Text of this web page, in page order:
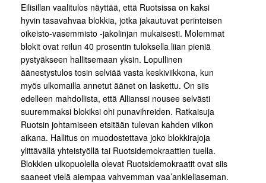
Eilisillan vaalitulos näyttää, että Ruotsissa on kaksi
hyvin tasavahvaa blokkia, jotka jakautuvat perinteisen
oikeisto-vasemmisto -jakolinjan mukaisesti. Molemmat
blokit ovat reilun 40 prosentin tuloksella liian pieniä
pystyäkseen hallitsemaan yksin. Lopullinen
äänestystulos tosin selviää vasta keskiviikkona, kun
myös ulkomailla annetut äänet on laskettu. On siis
edelleen mahdollista, että Allianssi nousee selvästi
suuremmaksi blokiksi ohi punavihreiden. Ratkaisuja
Ruotsin johtamiseen etsitään tulevan kahden viikon
aikana. Hallitus on muodostettava joko blokkirajoja
ylittävällä yhteistyöllä tai Ruotsidemokraattien tuella.
Blokkien ulkopuolella olevat Ruotsidemokraatit ovat siis
saaneet vielä aiempaa vahvemman vaa’ankieliaseman.